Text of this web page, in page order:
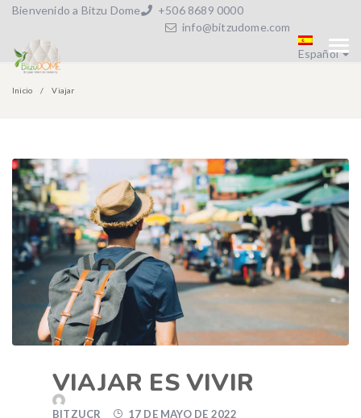
Bienvenido a Bitzu Dome
+506 8689 0000
info@bitzudome.com
Español
Inicio Viajar
VIAJAR ES VIVIR
BITZUCR
17 DE MAYO DE 2022